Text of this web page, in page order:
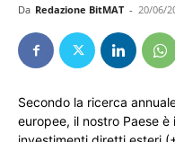
Da Redazione BitMAT - 20/06/
Secondo la ricerca
europee, il nostro Paese